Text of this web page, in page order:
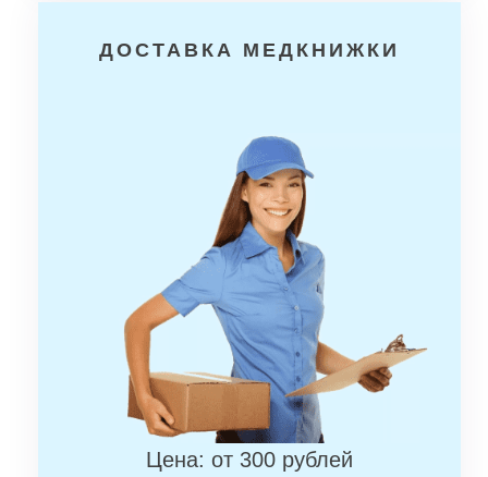
ДОСТАВКА МЕДКНИЖКИ
Цена: от 300 рублей